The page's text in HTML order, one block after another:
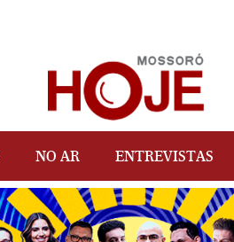
NO AR ENTREVISTAS